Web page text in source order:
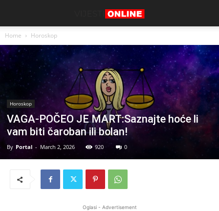
Home Horoskop
Horoskop
VAGA-POČEO JE MART:Saznajte hoće li
vam biti čaroban ili bolan!
By Portal - March 2, 2026 920 0
Oglasi - Advertisement